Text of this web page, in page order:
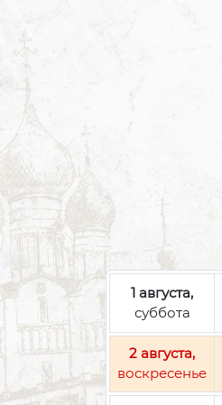
1 августа,
суббота
2 августа,
воскресенье